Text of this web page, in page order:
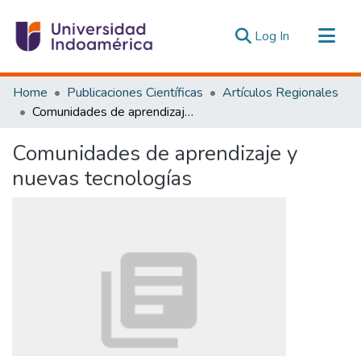
Log In (current)
Communities & Collections
All of DSpace
Estadísticas Externas
Home Publicaciones Científicas
Artículos Regionales
Comunidades de aprendizaje y nuevas tecnologías
Comunidades de aprendizaje y
nuevas tecnologías